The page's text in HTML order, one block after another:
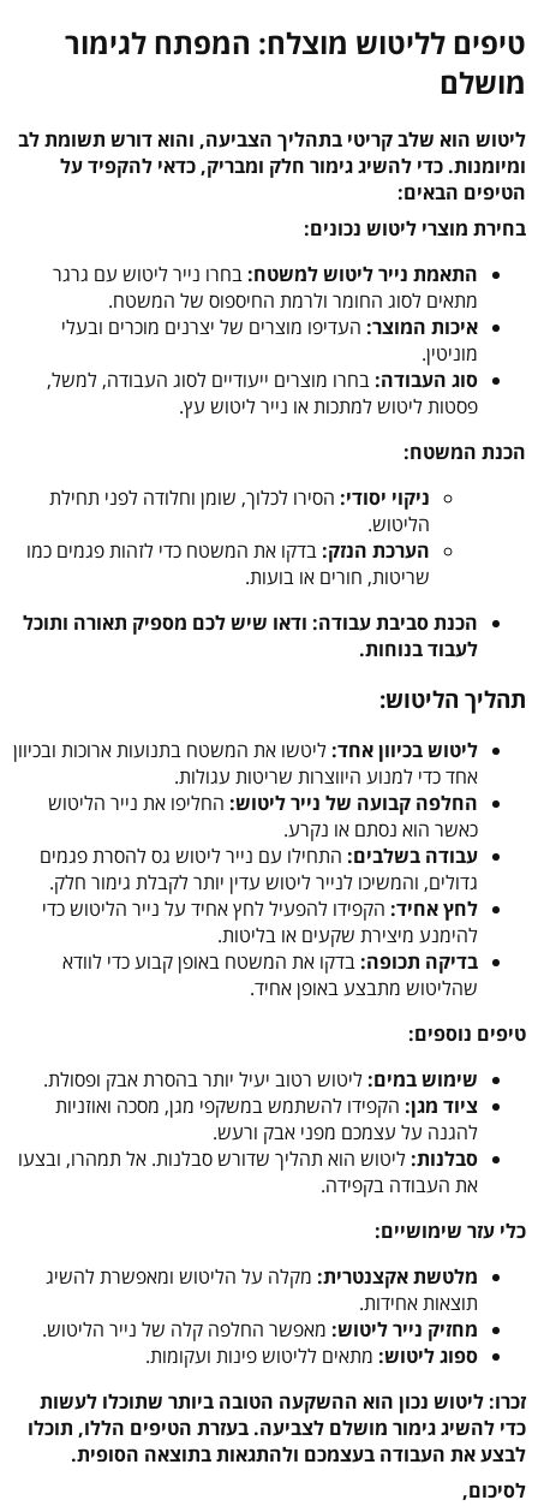
טיפים לליטוש מוצלח: המפתח לגימור
מושלם
ליטוש הוא שלב קריטי בתהליך הצביעה, והוא דורש תשומת לב
ומיומנות. כדי להשיג גימור חלק ומבריק, כדאי להקפיד על
הטיפים הבאים:
בחירת מוצרי ליטוש נכונים:
התאמת נייר ליטוש למשטח: בחרו נייר ליטוש עם גרגר
מתאים לסוג החומר ולרמת החיספוס של המשטח.
איכות המוצר: העדיפו מוצרים של יצרנים מוכרים ובעלי
מוניטין.
סוג העבודה: בחרו מוצרים ייעודיים לסוג העבודה, למשל,
פסטות ליטוש למתכות או נייר ליטוש עץ.
הכנת המשטח:
ניקוי יסודי: הסירו לכלוך, שומן וחלודה לפני תחילת
הליטוש.
הערכת הנזק: בדקו את המשטח כדי לזהות פגמים כמו
שריטות, חורים או בועות.
הכנת סביבת עבודה: ודאו שיש לכם מספיק תאורה ותוכל
לעבוד בנוחות.
תהליך הליטוש:
ליטוש בכיוון אחד: ליטשו את המשטח בתנועות ארוכות ובכיוון
אחד כדי למנוע היווצרות שריטות עגולות.
החלפה קבועה של נייר ליטוש: החליפו את נייר הליטוש
כאשר הוא נסתם או נקרע.
עבודה בשלבים: התחילו עם נייר ליטוש גס להסרת פגמים
גדולים, והמשיכו לנייר ליטוש עדין יותר לקבלת גימור חלק.
לחץ אחיד: הקפידו להפעיל לחץ אחיד על נייר הליטוש כדי
להימנע מיצירת שקעים או בליטות.
בדיקה תכופה: בדקו את המשטח באופן קבוע כדי לוודא
שהליטוש מתבצע באופן אחיד.
טיפים נוספים:
שימוש במים: ליטוש רטוב יעיל יותר בהסרת אבק ופסולת.
ציוד מגן: הקפידו להשתמש במשקפי מגן, מסכה ואוזניות
להגנה על עצמכם מפני אבק ורעש.
סבלנות: ליטוש הוא תהליך שדורש סבלנות. אל תמהרו, ובצעו
את העבודה בקפידה.
כלי עזר שימושיים:
מלטשת אקצנטרית: מקלה על הליטוש ומאפשרת להשיג
תוצאות אחידות.
מחזיק נייר ליטוש: מאפשר החלפה קלה של נייר הליטוש.
ספוג ליטוש: מתאים לליטוש פינות ועקומות.
זכרו: ליטוש נכון הוא ההשקעה הטובה ביותר שתוכלו לעשות
כדי להשיג גימור מושלם לצביעה. בעזרת הטיפים הללו, תוכלו
לבצע את העבודה בעצמכם ולהתגאות בתוצאה הסופית.
לסיכום,